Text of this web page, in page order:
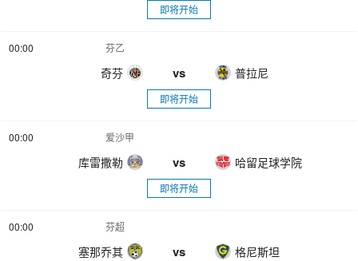
即将开始
00:00 芬乙
奇芬 vs 普拉尼
即将开始
00:00 爱沙甲
库雷撒勒 vs 哈留足球学院
即将开始
00:00 芬超
塞那乔其 vs 格尼斯坦